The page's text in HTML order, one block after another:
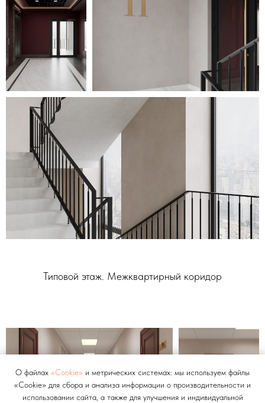
Типовой этаж. Межквартирный коридор
О файлах «Cookie» и метрических системах: мы используем файлы
«Cookie» для сбора и анализа информации о производительности и
использовании сайта, а также для улучшения и индивидуальной